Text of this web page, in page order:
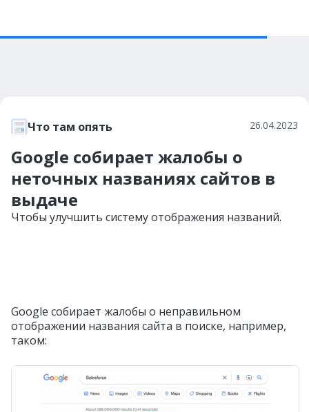
Что там опять 26.04.2023
Google собирает жалобы о
неточных названиях сайтов в
выдаче
Чтобы улучшить систему отображения названий.
Google собирает жалобы о неправильном
отображении названия сайта в поиске, например,
таком: